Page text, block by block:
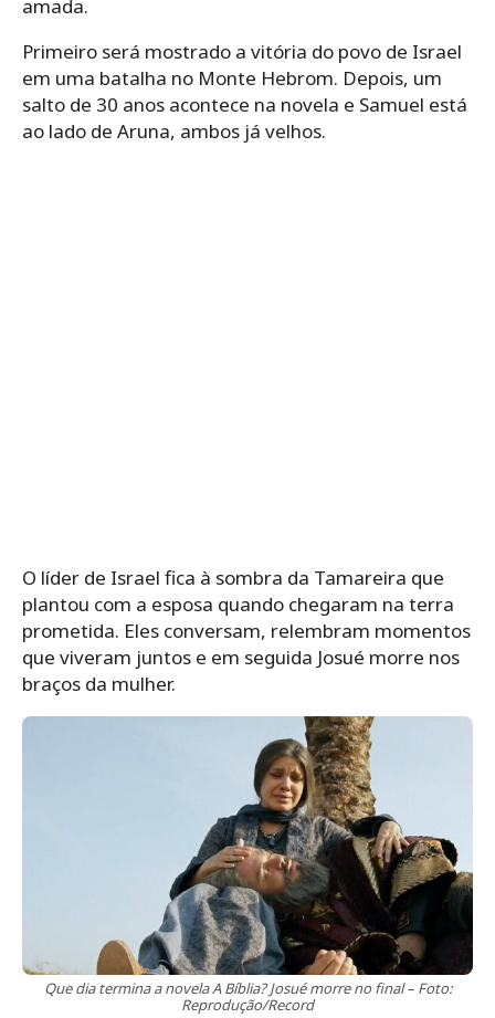
amada.
Primeiro será mostrado a vitória do povo de Israel
em uma batalha no Monte Hebrom. Depois, um
salto de 30 anos acontece na novela e Samuel está
ao lado de Aruna, ambos já velhos.
O líder de Israel fica à sombra da Tamareira que
plantou com a esposa quando chegaram na terra
prometida. Eles conversam, relembram momentos
que viveram juntos e em seguida Josué morre nos
braços da mulher.
Que dia termina a novela A Bíblia? Josué morre no final – Foto:
Reprodução/Record